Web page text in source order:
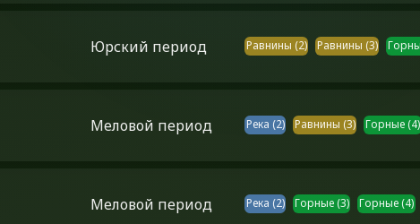
Юрский период Равнины (2) Равнины (3)
Меловой период Река (2) Равнины (3) Горные(4)
Меловой период Река (2) Горные(3) Горные(4)